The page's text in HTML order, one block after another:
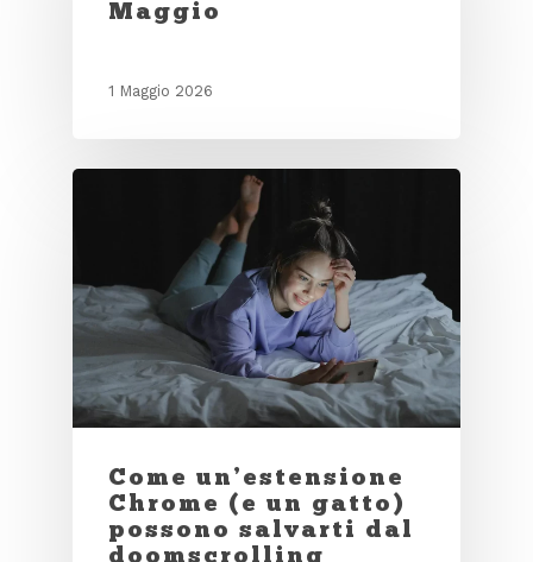
Maggio
1 Maggio 2026
Come un’estensione
Chrome (e un gatto)
possono salvarti dal
doomscrolling